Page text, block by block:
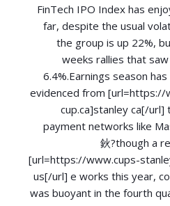
FinTech IPO Index has
far, despite the usual
the group is up 22%,
weeks rallies that
6.4%.Earnings season
evidenced from [url=https://
cup.ca]stanley ca[/url]
payment networks like
鈥?though a
[url=https://www.cups-
us[/url] e works this year,
was buoyant in the fourth